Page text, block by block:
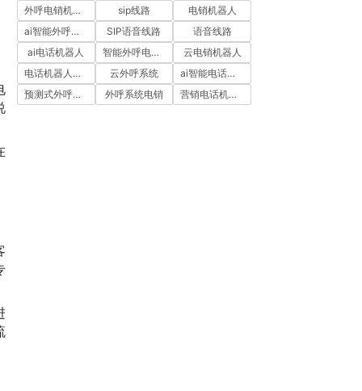
外呼电销机器人
sip线路
电销机器人
ai智能外呼系统
SIP语音线路
语音线路
ai电话机器人
智能外呼电销机器人
云电销机器人
电话机器人外呼
云外呼系统
ai智能电话机器人
预测式外呼系统
外呼系统电销 营销电话机器人